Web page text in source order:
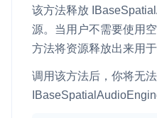
该方法释放
源。当用户不需要使用
方法将资源释放出来用于
调用该方法后，你将无